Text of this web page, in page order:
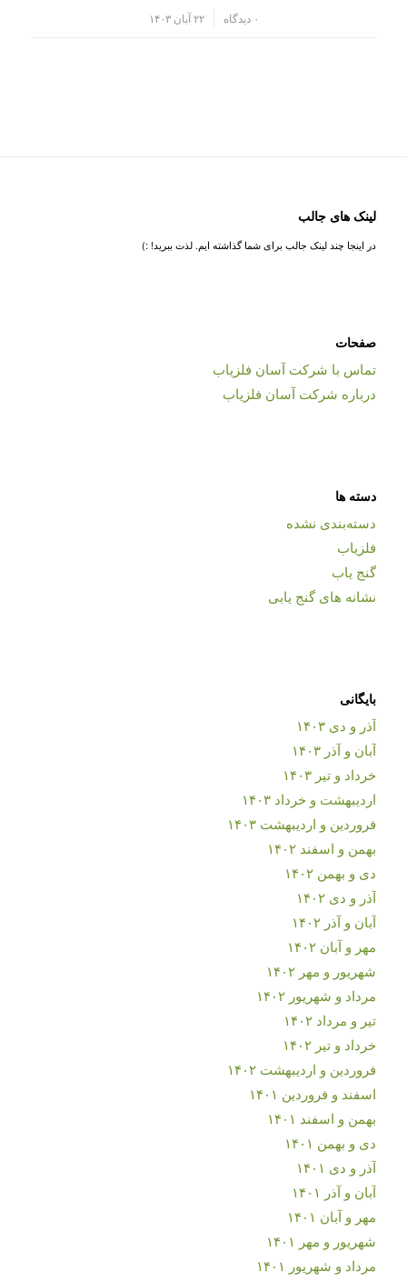
۰ دیدگاه ۲۲ آبان ۱۴۰۳
لینک های جالب
در اینجا چند لینک جالب برای شما گذاشته ایم. لذت ببرید! :)
صفحات
تماس با شرکت آسان فلزیاب
درباره شرکت آسان فلزیاب
دسته ها
دسته‌بندی نشده
فلزیاب
گنج یاب
نشانه های گنج یابی
بایگانی
آذر و دی ۱۴۰۳
آبان و آذر ۱۴۰۳
خرداد و تیر ۱۴۰۳
اردیبهشت و خرداد ۱۴۰۳
فروردین و اردیبهشت ۱۴۰۳
بهمن و اسفند ۱۴۰۲
دی و بهمن ۱۴۰۲
آذر و دی ۱۴۰۲
آبان و آذر ۱۴۰۲
مهر و آبان ۱۴۰۲
شهریور و مهر ۱۴۰۲
مرداد و شهریور ۱۴۰۲
تیر و مرداد ۱۴۰۲
خرداد و تیر ۱۴۰۲
فروردین و اردیبهشت ۱۴۰۲
اسفند و فروردین ۱۴۰۱
بهمن و اسفند ۱۴۰۱
دی و بهمن ۱۴۰۱
آذر و دی ۱۴۰۱
آبان و آذر ۱۴۰۱
مهر و آبان ۱۴۰۱
شهریور و مهر ۱۴۰۱
مرداد و شهریور ۱۴۰۱